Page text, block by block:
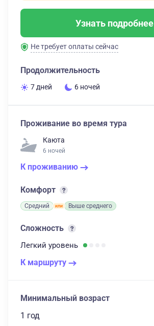
Узнать подробнее
Не требует оплаты сейчас
Продолжительность
7 дней 6 ночей
Проживание во время тура
Каюта
6 ночей
К проживанию
Комфорт
Средний Выше среднего
Сложность
Легкий уровень
К маршруту
Минимальный возраст
1 год